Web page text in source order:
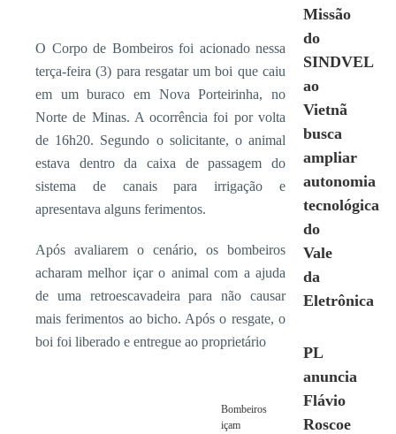
O Corpo de Bombeiros foi acionado nessa
terça-feira (3) para resgatar um boi que caiu
em um buraco em Nova Porteirinha, no
Norte de Minas. A ocorrência foi por volta
de 16h20. Segundo o solicitante, o animal
estava dentro da caixa de passagem do
sistema de canais para irrigação e
apresentava alguns ferimentos.
Após avaliarem o cenário, os bombeiros
acharam melhor içar o animal com a ajuda
de uma retroescavadeira para não causar
mais ferimentos ao bicho. Após o resgate, o
boi foi liberado e entregue ao proprietário
Bombeiros
içam
Missão
do
SINDVEL
ao
Vietnã
busca
ampliar
autonomia
tecnológica
do
Vale
da
Eletrônica
PL
anuncia
Flávio
Roscoe